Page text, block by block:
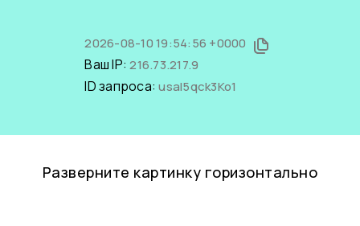
2026-08-10 19:54:56 +0000
Ваш IP:216.73.217.9
ID запроса:usal5qck3Ko1
Разверните картинку горизонтально